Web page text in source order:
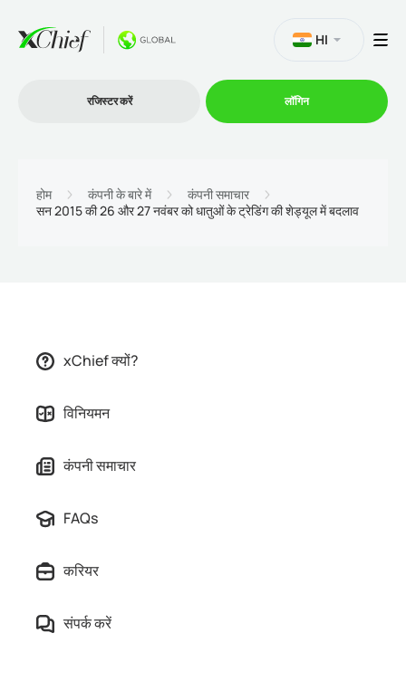
भागीदारों के लिये
HI
रजिस्टर करें लॉगिन
होम कंपनी के बारे में
कंपनी समाचार
सन 2015 की 26 और 27 नवंबर को धातुओं के ट्रेडिंग की शेड्यूल में बदलाव
xChief क्यों?
विनियमन
कंपनी समाचार
FAQs
करियर
संपर्क करें